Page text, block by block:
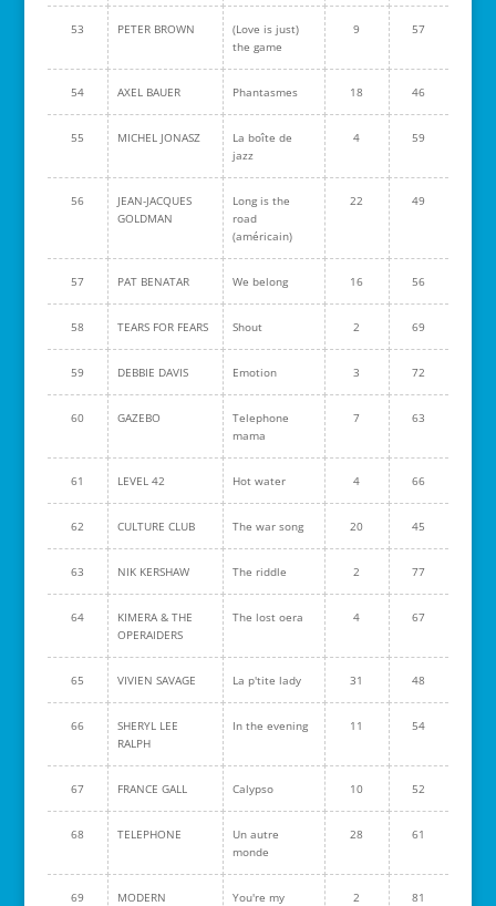
53 PETER BROWN
(Love is just)
the game
9 57
54 AXEL BAUER Phantasmes 18 46
55 MICHEL JONASZ
La boîte de
jazz
4 59
56
JEAN-JACQUES
GOLDMAN
Long is the
road
(américain)
22 49
57 PAT BENATAR We belong 16 56
58 TEARS FOR FEARS Shout 2 69
59 DEBBIE DAVIS Emotion 3 72
60 GAZEBO
Telephone
mama
7 63
61 LEVEL 42 Hot water 4 66
62 CULTURE CLUB The war song 20 45
63 NIK KERSHAW The riddle 2 77
64
KIMERA & THE
OPERAIDERS
The lost oera 4 67
65 VIVIEN SAVAGE La p'tite lady 31 48
66
SHERYL LEE
RALPH
In the evening 11 54
67 FRANCE GALL Calypso 10 52
68 TELEPHONE
Un autre
monde
28 61
69
MODERN
You're my
2 81